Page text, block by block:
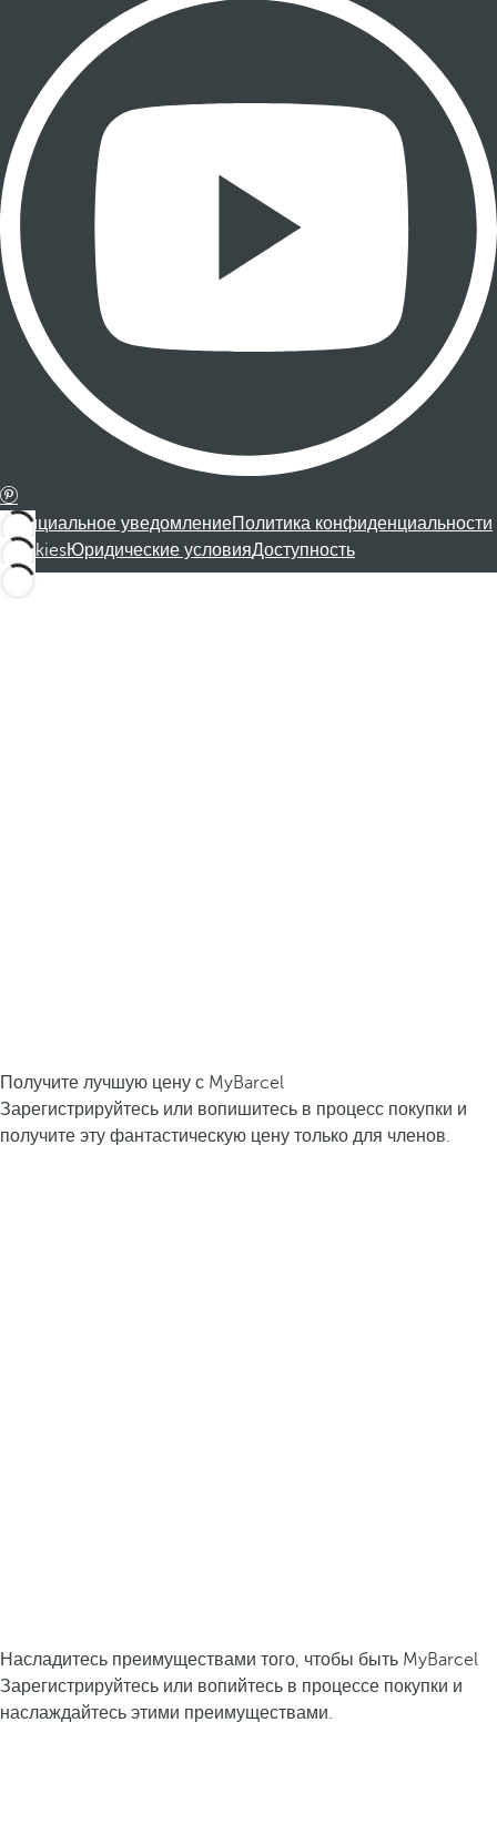
Официальное уведомлениеПолитика конфиденциальности
CookiesЮридические условияДоступность
Получите лучшую цену с MyBarcel
Зарегистрируйтесь или вопишитесь в процесс покупки и
получите эту фантастическую цену только для членов.
Насладитесь преимуществами того, чтобы быть MyBarcel
Зарегистрируйтесь или вопийтесь в процессе покупки и
наслаждайтесь этими преимуществами.